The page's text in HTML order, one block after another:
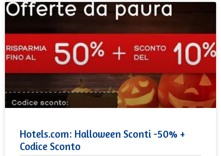
Hotels.com: Halloween Sconti -50% +
Codice Sconto